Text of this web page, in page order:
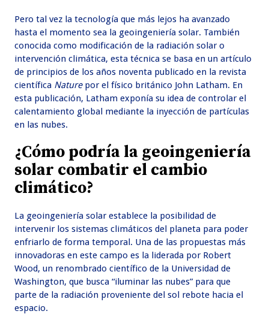
Pero tal vez la tecnología que más lejos ha avanzado
hasta el momento sea la geoingeniería solar. También
conocida como modificación de la radiación solar o
intervención climática, esta técnica se basa en un artículo
de principios de los años noventa publicado en la revista
científica Naturepor el físico británico John Latham. En
esta publicación, Latham exponía su idea de controlar el
calentamiento global mediante la inyección de partículas
en las nubes.
¿Cómo podría la geoingeniería
solar combatir el cambio
climático?
La geoingeniería solar establece la posibilidad de
intervenir los sistemas climáticos del planeta para poder
enfriarlo de forma temporal. Una de las propuestas más
innovadoras en este campo es la liderada por Robert
Wood, un renombrado científico de la Universidad de
Washington, que busca “iluminar las nubes” para que
parte de la radiación proveniente del sol rebote hacia el
espacio.